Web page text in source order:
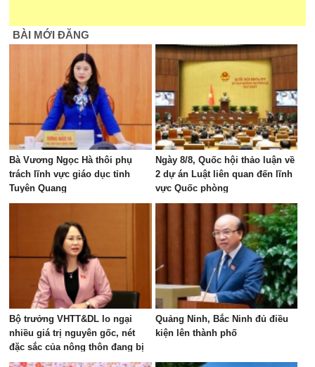
BÀI MỚI ĐĂNG
Bà Vương Ngọc Hà thôi phụ
trách lĩnh vực giáo dục tỉnh
Tuyên Quang
Ngày 8/8, Quốc hội thảo luận về
2 dự án Luật liên quan đến lĩnh
vực Quốc phòng
Bộ trưởng VHTT&DL lo ngại
nhiều giá trị nguyên gốc, nét
đặc sắc của nông thôn đang bị
"bê tông hóa"
Quảng Ninh, Bắc Ninh đủ điều
kiện lên thành phố